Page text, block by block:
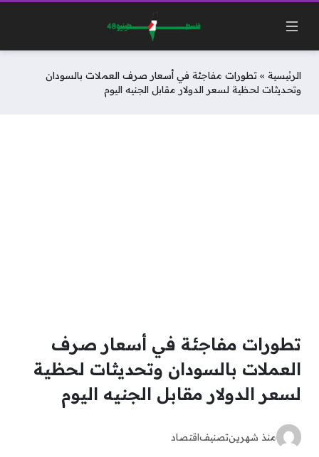
الرئيسية » تطورات مفاجئة في أسعار صرف العملات بالسودان
وتحديثات لحظية لسعر الدولار مقابل الجنيه اليوم
تطورات مفاجئة في أسعار صرف
العملات بالسودان وتحديثات لحظية
لسعر الدولار مقابل الجنيه اليوم
منذ شهرينتصنيفاقتصاد